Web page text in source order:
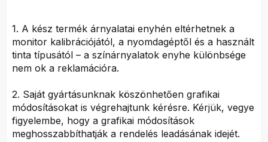
1. A kész termék árnyalatai enyhén eltérhetnek a
monitor kalibrációjától, a nyomdagéptől és a használt
tinta típusától – a színárnyalatok enyhe különbsége
nem ok a reklamációra.
2. Saját gyártásunknak köszönhetően grafikai
módosításokat is végrehajtunk kérésre. Kérjük, vegye
figyelembe, hogy a grafikai módosítások
meghosszabbíthatják a rendelés leadásának idejét.